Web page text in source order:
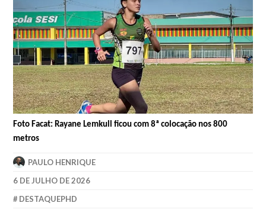
Foto Facat: Rayane Lemkull ficou com 8ª colocação nos 800
metros
PAULO HENRIQUE
6 DE JULHO DE 2026
DESTAQUEPHD